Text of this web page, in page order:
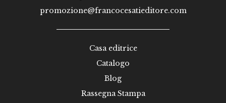
promozione@francocesatieditore.com
Casa editrice
Catalogo
Blog
Rassegna Stampa